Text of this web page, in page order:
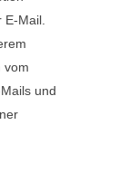
E-Mail.
vom
und